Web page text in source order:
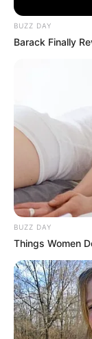
BUZZ DAY
Barack Finally
BUZZ DAY
Things Women